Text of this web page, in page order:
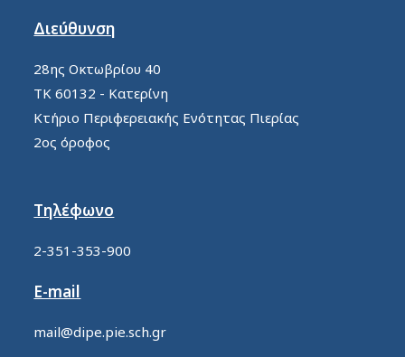
Διεύθυνση
28ης Οκτωβρίου 40
ΤΚ 60132 - Κατερίνη
Κτήριο Περιφερειακής Ενότητας Πιερίας
2ος όροφος
Τηλέφωνο
2-351-353-900
E-mail
mail@dipe.pie.sch.gr